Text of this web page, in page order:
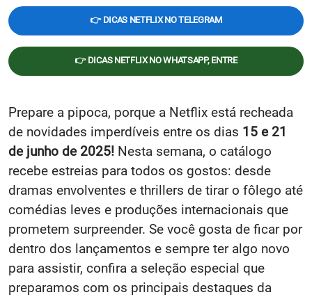
👉 DICAS NETFLIX NO TELEGRAM
👉 DICAS NETFLIX NO WHATSAPP, ENTRE
Prepare a pipoca, porque a Netflix está recheada
de novidades imperdíveis entre os dias 15 e 21
de junho de 2025! Nesta semana, o catálogo
recebe estreias para todos os gostos: desde
dramas envolventes e thrillers de tirar o fôlego até
comédias leves e produções internacionais que
prometem surpreender. Se você gosta de ficar por
dentro dos lançamentos e sempre ter algo novo
para assistir, confira a seleção especial que
preparamos com os principais destaques da